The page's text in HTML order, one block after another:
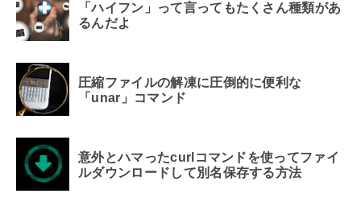
「ハイフン」って言ってもたくさん種類があ
るんだよ
圧縮ファイルの解凍に圧倒的に便利な
「unar」コマンド
意外とハマったcurlコマンドを使ってファイ
ルダウンロードして別名保存する方法